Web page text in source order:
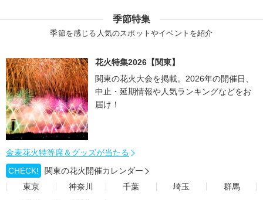
季節特集
季節を感じる人気のスポットやイベントを紹介
花火特集2026【関東】
関東の花火大会を掲載。2026年の開催日、
中止・延期情報や人気ランキングなどをお
届け！
金麦花火特等席＆グッズが当たる
CHECK!
関東の花火開催カレンダー
東京
神奈川 千葉 埼玉
群馬